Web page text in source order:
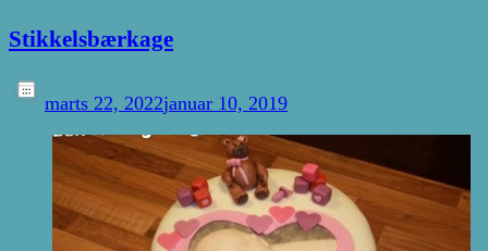
Stikkelsbærkage
marts 22, 2022januar 10, 2019